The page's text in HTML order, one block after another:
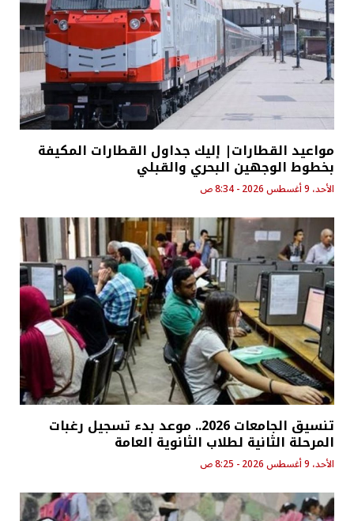
مواعيد القطارات| إليك جداول القطارات المكيفة
بخطوط الوجهين البحري والقبلي
الأحد، 9 أغسطس 2026 - 8:34 ص
تنسيق الجامعات 2026.. موعد بدء تسجيل رغبات
المرحلة الثانية لطلاب الثانوية العامة
الأحد، 9 أغسطس 2026 - 8:25 ص